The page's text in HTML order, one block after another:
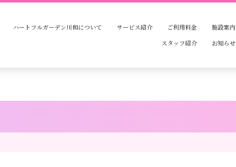
ハートフルガーデン川和について サービス紹介 ご利用料金
施設案内
スタッフ紹介
お知らせ